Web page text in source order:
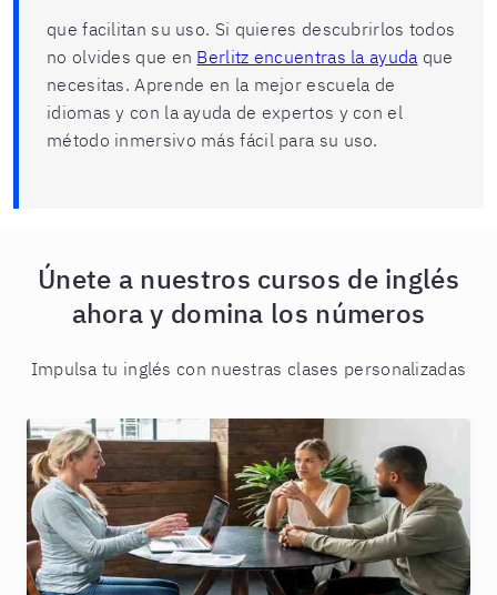
que facilitan su uso. Si quieres descubrirlos todos
no olvides que en Berlitz encuentras la ayuda que
necesitas. Aprende en la mejor escuela de
idiomas y con la ayuda de expertos y con el
método inmersivo más fácil para su uso.
Únete a nuestros cursos de inglés
ahora y domina los números
Impulsa tu inglés con nuestras clases personalizadas